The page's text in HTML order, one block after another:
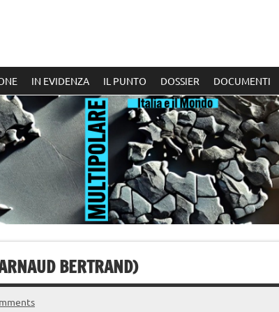
IN EVIDENZA IL PUNTO DOSSIER DOCUMENTI
BERTRAND)